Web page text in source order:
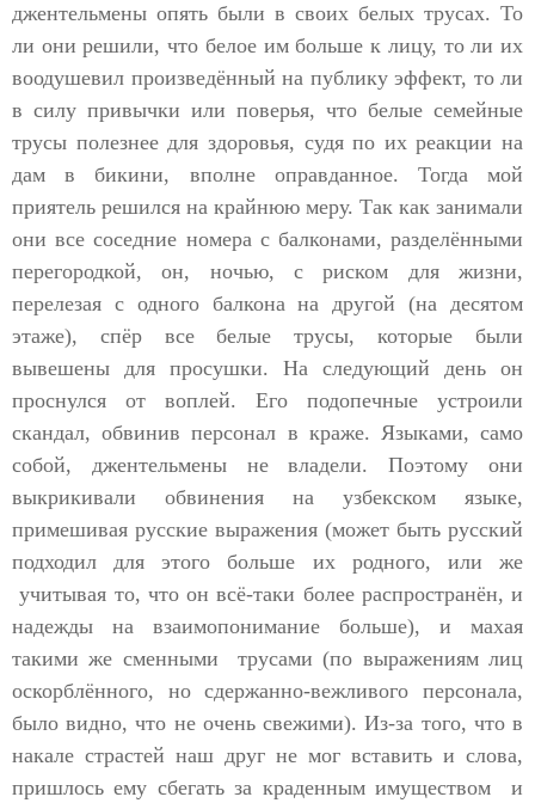
джентельмены опять были в своих белых трусах. То
ли они решили, что белое им больше к лицу, то ли их
воодушевил произведённый на публику эффект, то ли
в силу привычки или поверья, что белые семейные
трусы полезнее для здоровья, судя по их реакции на
дам в бикини, вполне оправданное. Тогда мой
приятель решился на крайнюю меру. Так как занимали
они все соседние номера с балконами, разделёнными
перегородкой, он, ночью, с риском для жизни,
перелезая с одного балкона на другой (на десятом
этаже), спёр все белые трусы, которые были
вывешены для просушки. На следующий день он
проснулся от воплей. Его подопечные устроили
скандал, обвинив персонал в краже. Языками, само
собой, джентельмены не владели. Поэтому они
выкрикивали обвинения на узбекском языке,
примешивая русские выражения (может быть русский
подходил для этого больше их родного, или же
учитывая то, что он всё-таки более распространён, и
надежды на взаимопонимание больше), и махая
такими же сменными трусами (по выражениям лиц
оскорблённого, но сдержанно-вежливого персонала,
было видно, что не очень свежими). Из-за того, что в
накале страстей наш друг не мог вставить и слова,
пришлось ему сбегать за краденным имуществом и